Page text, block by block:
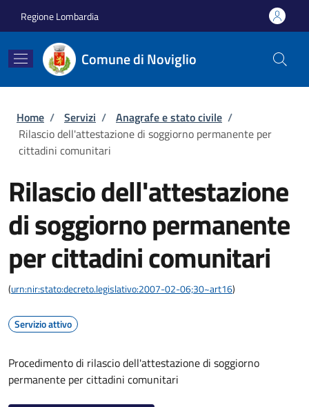
Regione Lombardia
Comune di Noviglio
Briciole di pane
Home / Servizi / Anagrafe e stato civile /
Rilascio dell'attestazione di soggiorno permanente per
cittadini comunitari
Rilascio dell'attestazione
di soggiorno permanente
per cittadini comunitari
(urn:nir:stato:decreto.legislativo:2007-02-06;30~art16)
Servizio attivo
Procedimento di rilascio dell'attestazione di soggiorno
permanente per cittadini comunitari